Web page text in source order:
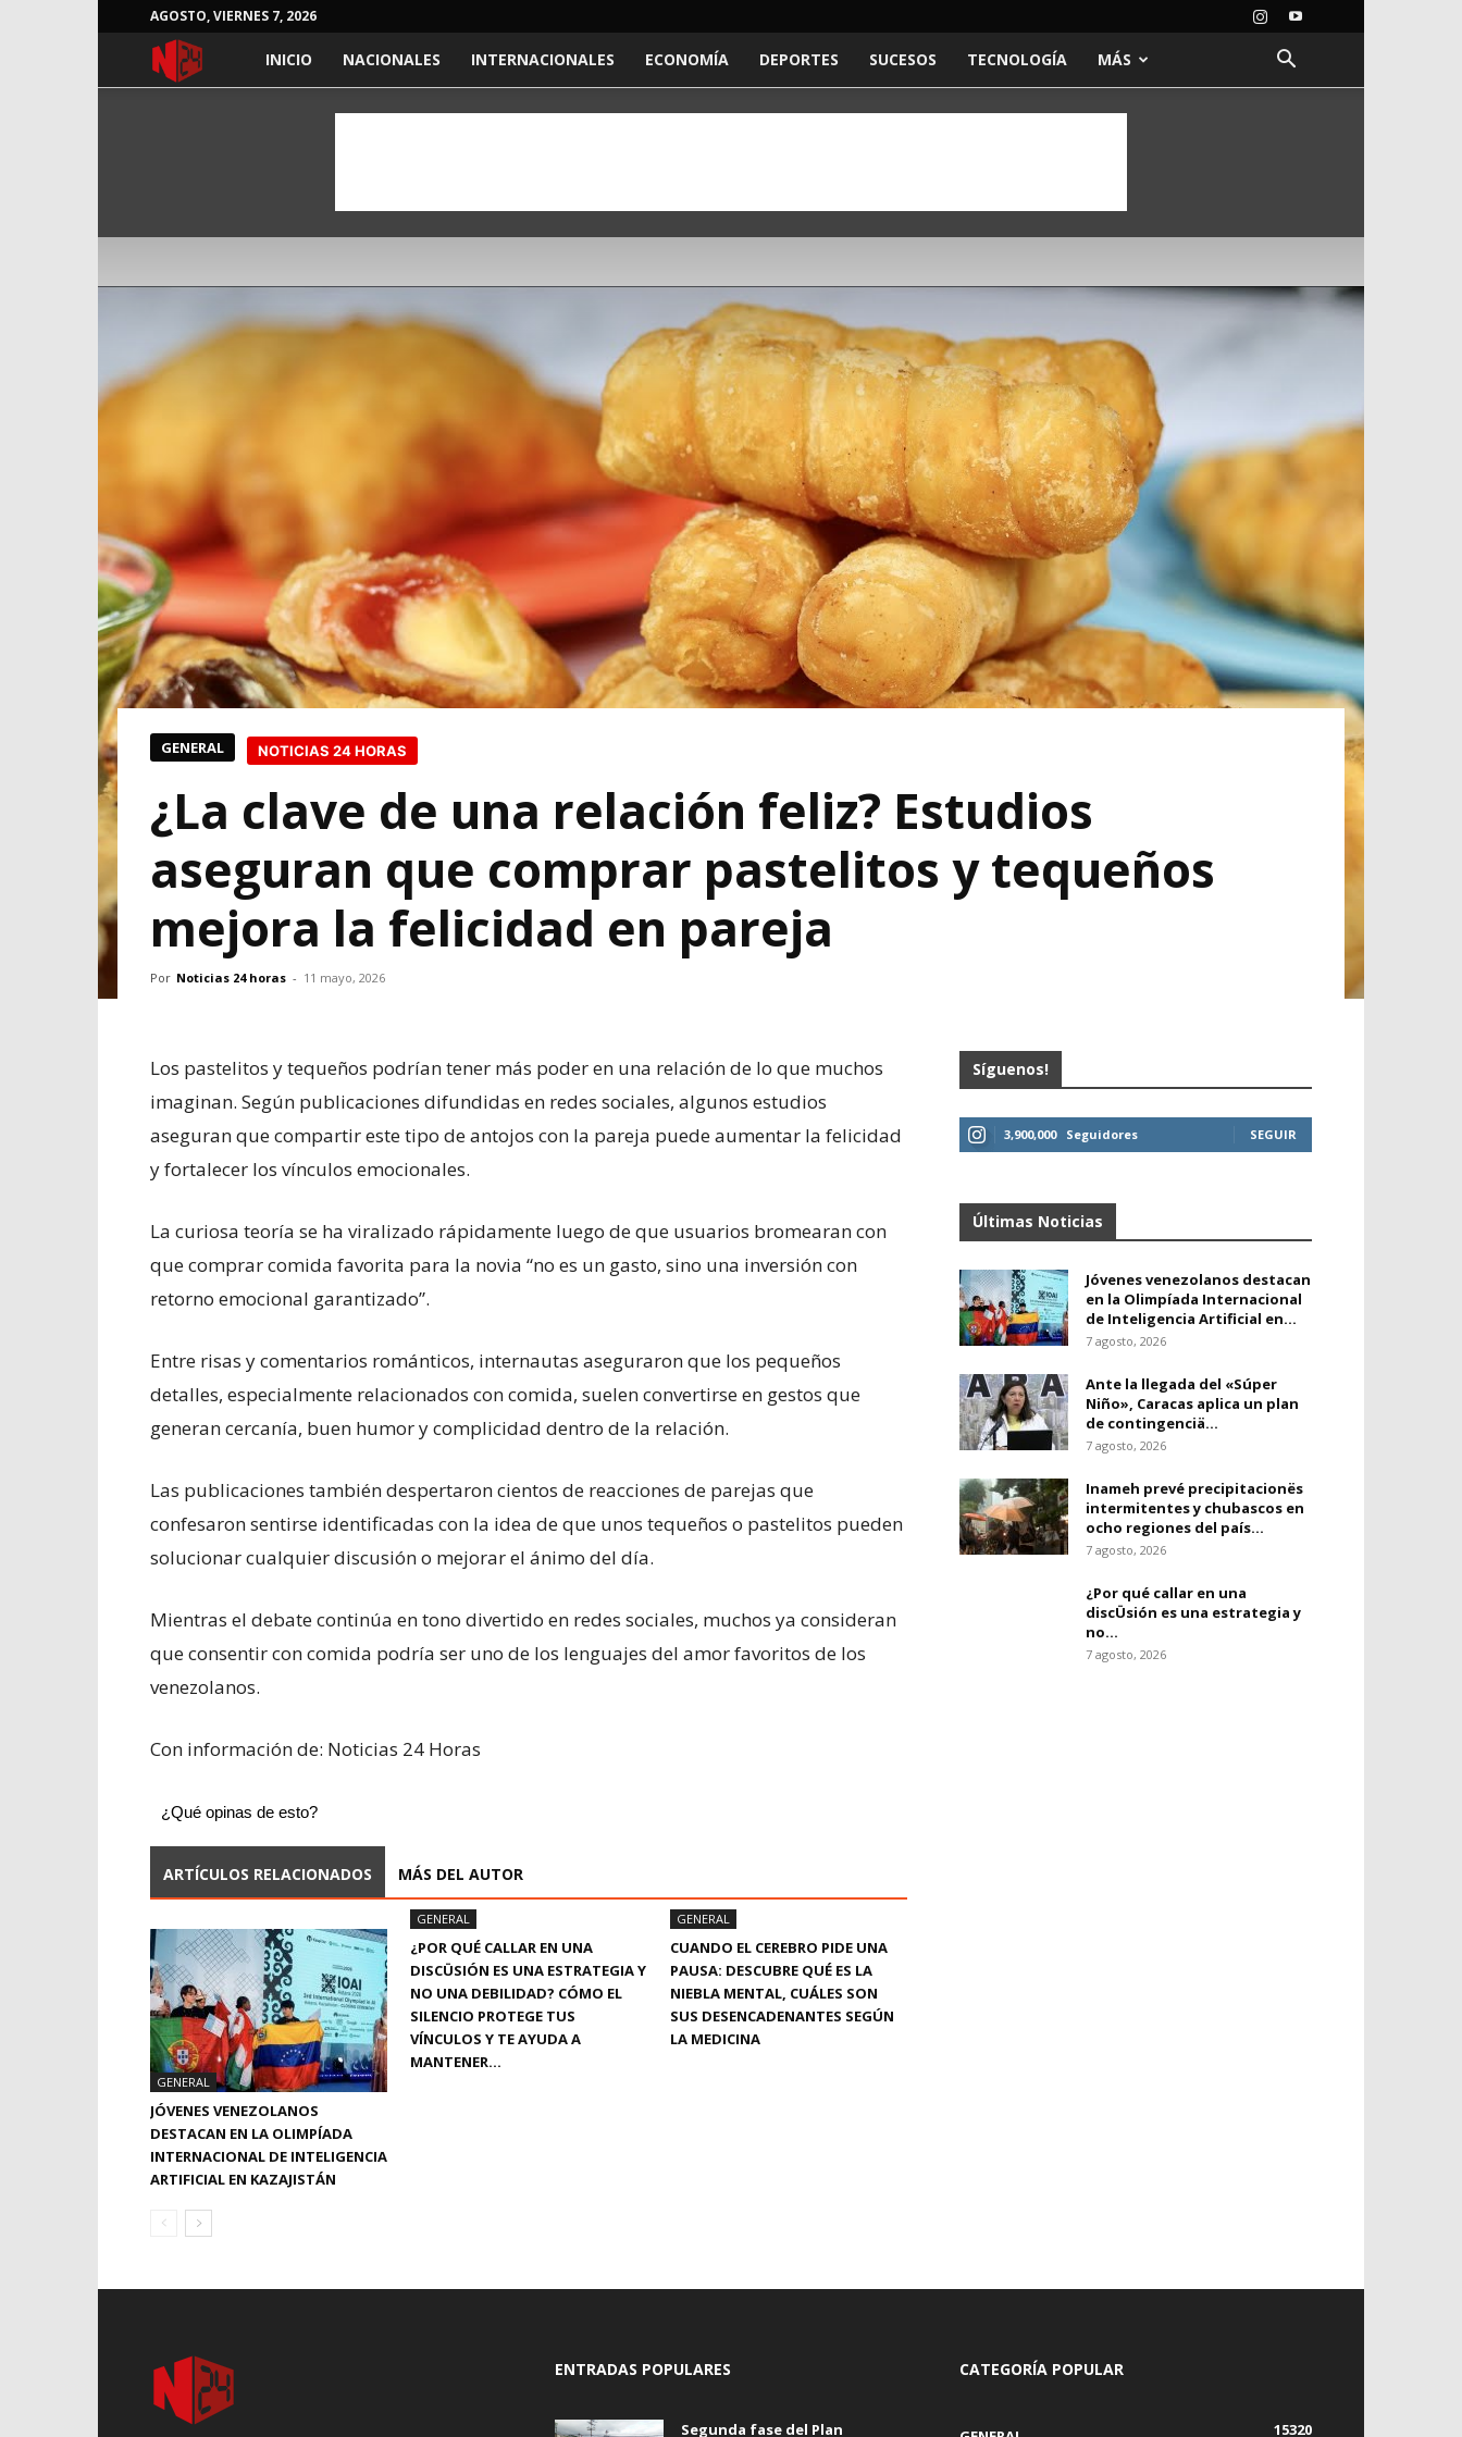
AGOSTO, VIERNES 7, 2026
NOTICIASINICIO NACIONALES INTERNACIONALES ECONOMÍA DEPORTES SUCESOS TECNOLOGÍA MÁS
GENERAL NOTICIAS 24 HORAS
¿La clave de una relación feliz? Estudios
aseguran que comprar pastelitos y tequeños
mejora la felicidad en pareja
Por Noticias 24 horas - 11 mayo, 2026
Los pastelitos y tequeños podrían tener más poder en una relación de lo que muchos
imaginan. Según publicaciones difundidas en redes sociales, algunos estudios
aseguran que compartir este tipo de antojos con la pareja puede aumentar la felicidad
y fortalecer los vínculos emocionales.
La curiosa teoría se ha viralizado rápidamente luego de que usuarios bromearan con
que comprar comida favorita para la novia “no es un gasto, sino una inversión con
retorno emocional garantizado”.
Entre risas y comentarios románticos, internautas aseguraron que los pequeños
detalles, especialmente relacionados con comida, suelen convertirse en gestos que
generan cercanía, buen humor y complicidad dentro de la relación.
Las publicaciones también despertaron cientos de reacciones de parejas que
confesaron sentirse identificadas con la idea de que unos tequeños o pastelitos pueden
solucionar cualquier discusión o mejorar el ánimo del día.
Mientras el debate continúa en tono divertido en redes sociales, muchos ya consideran
que consentir con comida podría ser uno de los lenguajes del amor favoritos de los
venezolanos.
Con información de: Noticias 24 Horas
¿Qué opinas de esto?
ARTÍCULOS RELACIONADOS MÁS DEL AUTOR
GENERAL
JÓVENES VENEZOLANOS
DESTACAN EN LA OLIMPÍADA
INTERNACIONAL DE INTELIGENCIA
ARTIFICIAL EN KAZAJISTÁN
GENERAL
¿POR QUÉ CALLAR EN UNA
DISCÜSIÓN ES UNA ESTRATEGIA Y
NO UNA DEBILIDAD? CÓMO EL
SILENCIO PROTEGE TUS
VÍNCULOS Y TE AYUDA A
MANTENER...
GENERAL
CUANDO EL CEREBRO PIDE UNA
PAUSA: DESCUBRE QUÉ ES LA
NIEBLA MENTAL, CUÁLES SON
SUS DESENCADENANTES SEGÚN
LA MEDICINA
Síguenos!
3,900,000 Seguidores SEGUIR
Últimas Noticias
Jóvenes venezolanos destacan
en la Olimpíada Internacional
de Inteligencia Artificial en...
7 agosto, 2026
Ante la llegada del «Súper
Niño», Caracas aplica un plan
de contingenciä...
7 agosto, 2026
Inameh prevé precipitacionës
intermitentes y chubascos en
ocho regiones del país...
7 agosto, 2026
¿Por qué callar en una
discÜsión es una estrategia y
no...
7 agosto, 2026
ENTRADAS POPULARES
Segunda fase del Plan
CATEGORÍA POPULAR
15320